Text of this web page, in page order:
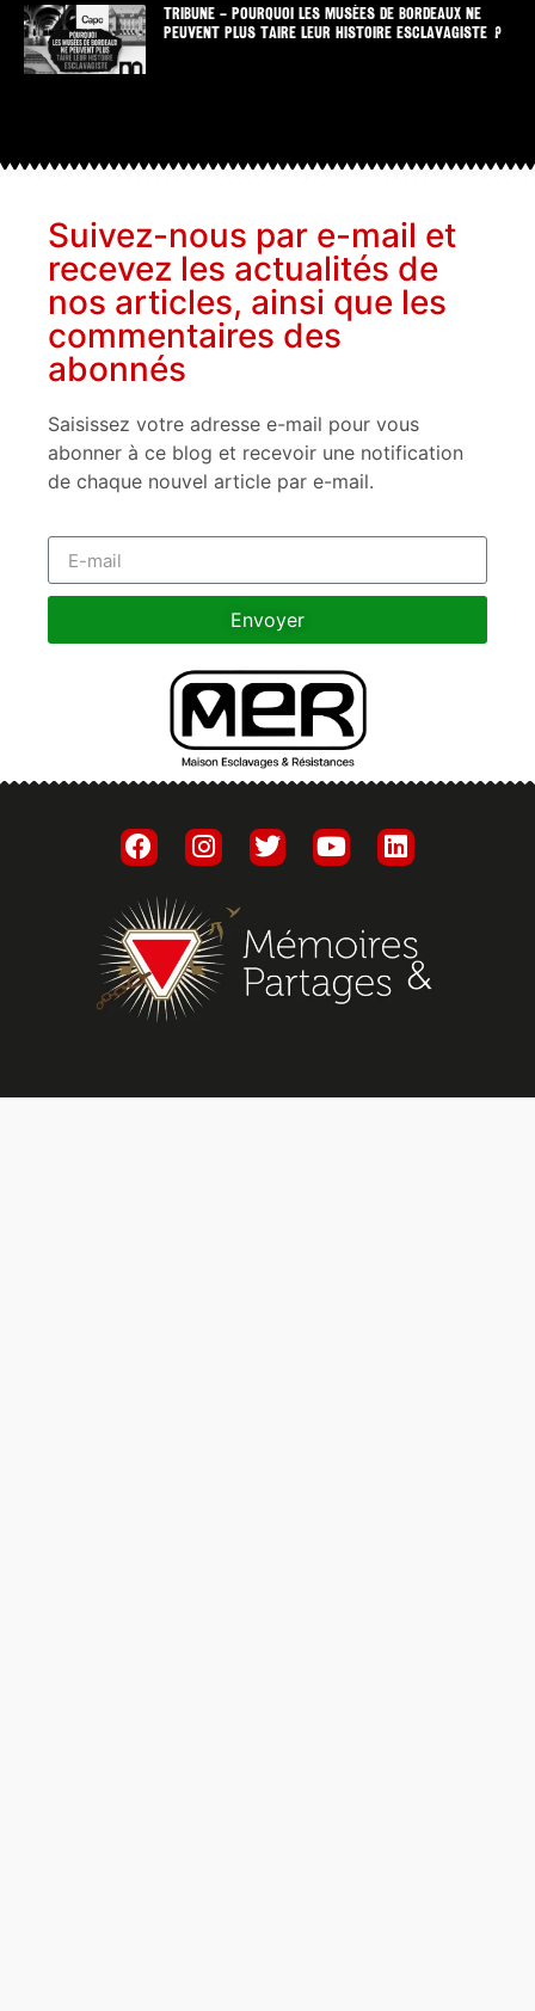
TRIBUNE – POURQUOI LES MUSÉES DE BORDEAUX NE
PEUVENT PLUS TAIRE LEUR HISTOIRE ESCLAVAGISTE ?
Suivez-nous par e-mail et
recevez les actualités de
nos articles, ainsi que les
commentaires des
abonnés
Saisissez votre adresse e-mail pour vous
abonner à ce blog et recevoir une notification
de chaque nouvel article par e-mail.
Envoyer